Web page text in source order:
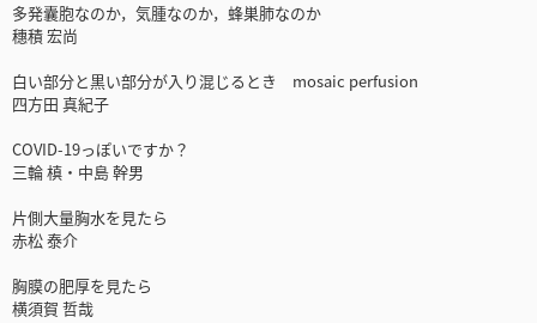
多発囊胞なのか，気腫なのか，蜂巣肺なのか
穗積 宏尚
白い部分と黒い部分が入り混じるとき mosaic perfusion
四方田 真紀子
COVID-19っぽいですか？
三輪 槙・中島 幹男
片側大量胸水を見たら
赤松 泰介
胸膜の肥厚を見たら
横須賀 哲哉